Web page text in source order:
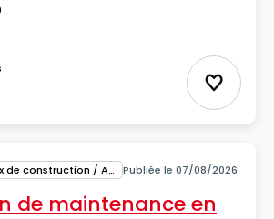
Ajouter
BTP / Matériaux de construction / Architecture Publiée le 07/08/2026
de maintenance en